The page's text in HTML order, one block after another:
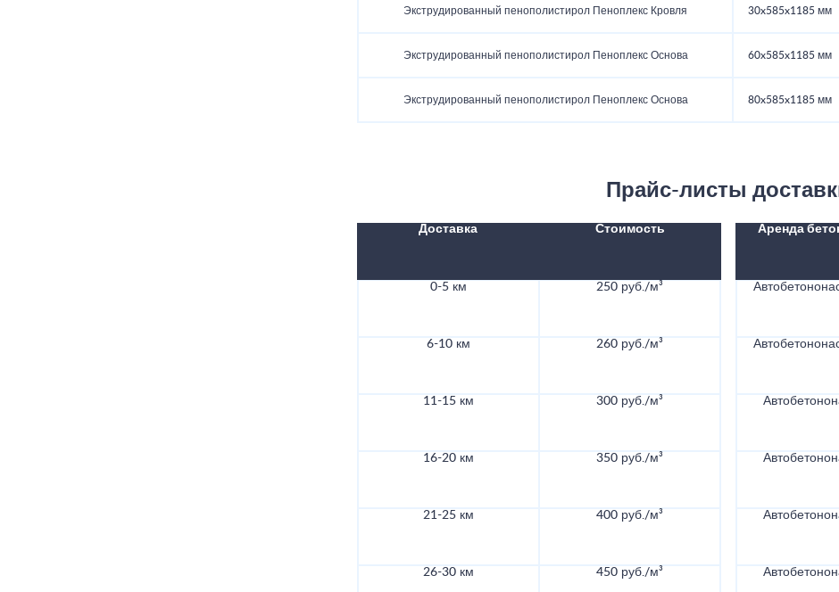
Экструдированный пенополистирол Пеноплекс Кровля 30x585x1185 мм
Экструдированный пенополистирол Пеноплекс Основа 60x585x1185 мм
Экструдированный пенополистирол Пеноплекс Основа 80x585x1185 мм
Прайс-листы
Доставка Стоимость
0-5 км 250 руб./м³
6-10 км 260 руб./м³
11-15 км 300 руб./м³
16-20 км 350 руб./м³
21-25 км 400 руб./м³
26-30 км 450 руб./м³
Аренда